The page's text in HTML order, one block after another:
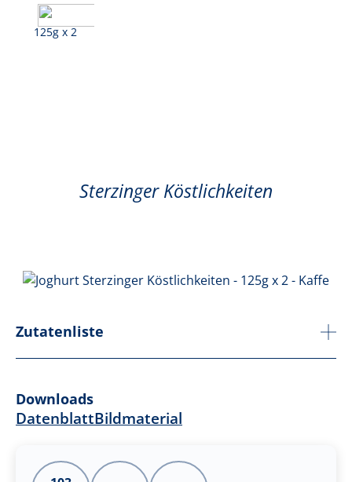
125g x 2
Sterzinger Köstlichkeiten
Zutatenliste
Downloads
DatenblattBildmaterial